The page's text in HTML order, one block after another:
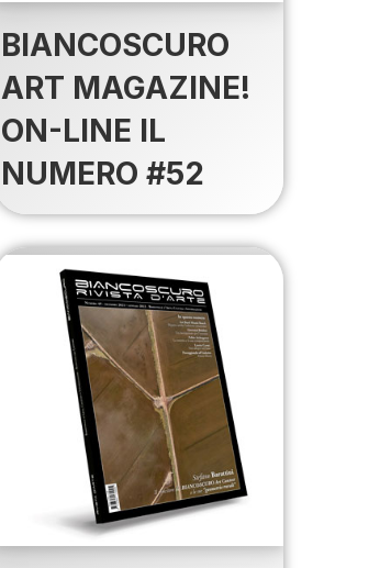
BIANCOSCURO
ART MAGAZINE!
ON-LINE IL
NUMERO #52